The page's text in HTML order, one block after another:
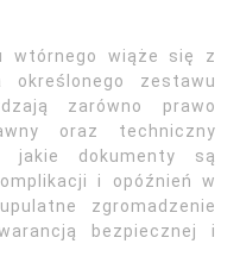
wtórnego wiąże się z
określonego zestawu
zarówno prawo
oraz techniczny
jakie dokumenty są
i opóźnień w
zgromadzenie
bezpiecznej i